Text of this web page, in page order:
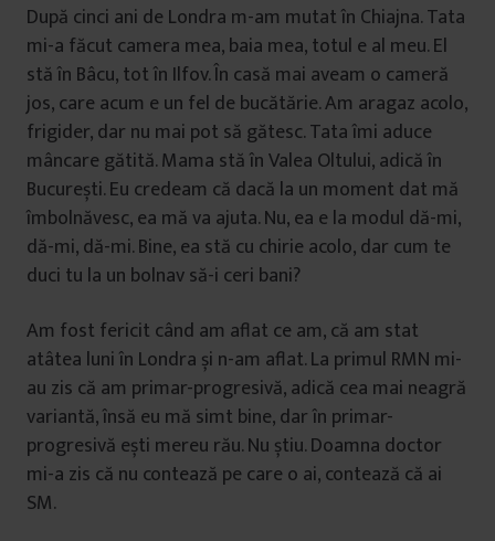
După cinci ani de Londra m-am mutat în Chiajna. Tata
mi-a făcut camera mea, baia mea, totul e al meu. El
stă în Bâcu, tot în Ilfov. În casă mai aveam o cameră
jos, care acum e un fel de bucătărie. Am aragaz acolo,
frigider, dar nu mai pot să gătesc. Tata îmi aduce
mâncare gătită. Mama stă în Valea Oltului, adică în
București. Eu credeam că dacă la un moment dat mă
îmbolnăvesc, ea mă va ajuta. Nu, ea e la modul dă-mi,
dă-mi, dă-mi. Bine, ea stă cu chirie acolo, dar cum te
duci tu la un bolnav să-i ceri bani?
Am fost fericit când am aflat ce am, că am stat
atâtea luni în Londra și n-am aflat. La primul RMN mi-
au zis că am primar-progresivă, adică cea mai neagră
variantă, însă eu mă simt bine, dar în primar-
progresivă ești mereu rău. Nu știu. Doamna doctor
mi-a zis că nu contează pe care o ai, contează că ai
SM.